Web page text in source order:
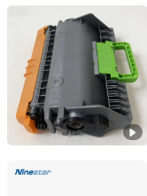
Guangzhou Oct
Guangdong, China
Zhuhai Ninestar